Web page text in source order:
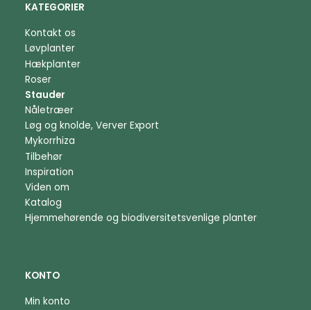
KATEGORIER
Kontakt os
Løvplanter
Hækplanter
Roser
Stauder
Nåletræer
Løg og knolde, Verver Export
Mykorrhiza
Tilbehør
Inspiration
Viden om
Katalog
Hjemmehørende og biodiversitetsvenlige planter
KONTO
Min konto